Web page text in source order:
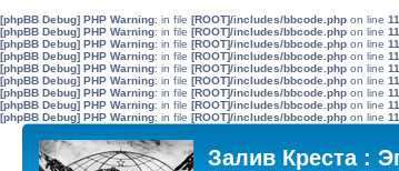
[phpBB Debug] PHP Warning: in file [ROOT]/includes/bbcode.php on line
[phpBB Debug] PHP Warning: in file [ROOT]/includes/bbcode.php on line
[phpBB Debug] PHP Warning: in file [ROOT]/includes/bbcode.php on line
[phpBB Debug] PHP Warning: in file [ROOT]/includes/bbcode.php on line
[phpBB Debug] PHP Warning: in file [ROOT]/includes/bbcode.php on line
[phpBB Debug] PHP Warning: in file [ROOT]/includes/bbcode.php on line
[phpBB Debug] PHP Warning: in file [ROOT]/includes/bbcode.php on line
[phpBB Debug] PHP Warning: in file [ROOT]/includes/bbcode.php on line
[phpBB Debug] PHP Warning: in file [ROOT]/includes/bbcode.php on line
Залив Креста :